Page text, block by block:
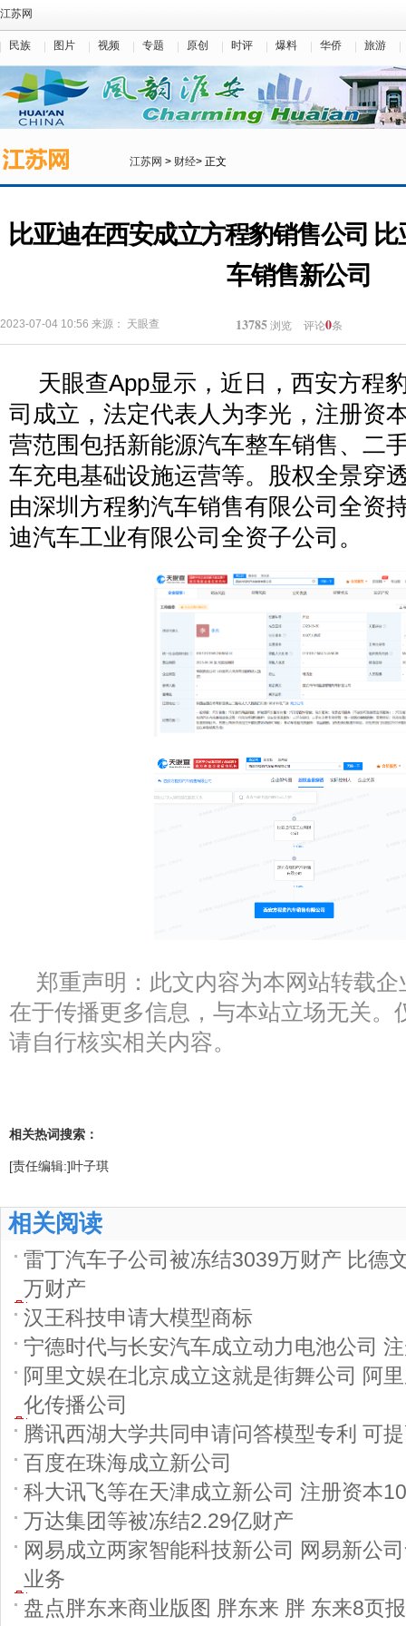
江苏网
民族 图片 视频 专题 原创 时评 爆料 华侨 旅游
江苏网 > 财经> 正文
比亚迪在西安成立方程豹销售公司
车销售新公司
2023-07-04 10:56 来源： 天眼查 13785 浏览 评论0条
天眼查App显示，近日，西安方程
司成立，法定代表人为李光，注册资
营范围包括新能源汽车整车销售、二
车充电基础设施运营等。股权全景穿
由深圳方程豹汽车销售有限公司全资
迪汽车工业有限公司全资子公司。
郑重声明：此文内容为本网站转载
在于传播更多信息，与本站立场无关。
请自行核实相关内容。
相关热词搜索：
[责任编辑:]叶子琪
相关阅读
雷丁汽车子公司被冻结3039万财产 比德
万财产
汉王科技申请大模型商标
宁德时代与长安汽车成立动力电池公司
阿里文娱在北京成立这就是街舞公司 阿
化传播公司
腾讯西湖大学共同申请问答模型专利 可
百度在珠海成立新公司
科大讯飞等在天津成立新公司 注册资本
万达集团等被冻结2.29亿财产
网易成立两家智能科技新公司 网易新公
业务
盘点胖东来商业版图 胖东来 胖 东来8页